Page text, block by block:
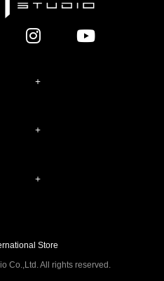
Store
Co.,Ltd. All rights reserved.